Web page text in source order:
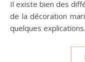
Il existe bien des différences dans le domaine de la fleur et
de la décoration
quelques